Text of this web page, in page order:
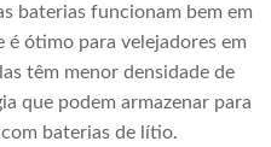
baterias funcionam bem em
ótimo para velejadores em
têm menor densidade de
que podem armazenar para
baterias de lítio.